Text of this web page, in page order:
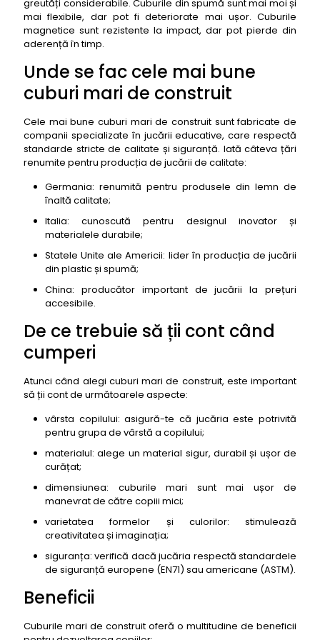
40. Cuburi mari de construit Hape Quadrilla
Wooden Marble Run
41. Cuburi mari de construit Learning Resources
Big Time Roomscape Builders
42. Cuburi mari de construit Plan Toys Creative
Peg Board
Construction Set
44. Cuburi mari de construit Magna-Tiles Clear
Colors 100-Piece Set
Structures
City Engineering & Design Building Set
Basic Pack
48. Cuburi mari de construit Magna-Tiles DX
Motion 43-Piece Set
Builders
50. Cuburi mari de construit Melissa & Doug
Wooden Castle Blocks Set
greutăți considerabile. Cuburile din spumă sunt mai moi și
mai flexibile, dar pot fi deteriorate mai ușor. Cuburile
magnetice sunt rezistente la impact, dar pot pierde din
aderență în timp.
Unde se fac cele mai bune
cuburi mari de construit
Cele mai bune cuburi mari de construit sunt fabricate de
companii specializate în jucării educative, care respectă
standarde stricte de calitate și siguranță. Iată câteva țări
renumite pentru producția de jucării de calitate:
Germania: renumită pentru produsele din lemn de
înaltă calitate;
Italia: cunoscută pentru designul inovator și
materialele durabile;
Statele Unite ale Americii: lider în producția de jucării
din plastic și spumă;
China: producător important de jucării la prețuri
accesibile.
De ce trebuie să ții cont când
cumperi
Atunci când alegi cuburi mari de construit, este important
să ții cont de următoarele aspecte:
vârsta copilului: asigură-te că jucăria este potrivită
pentru grupa de vârstă a copilului;
materialul: alege un material sigur, durabil și ușor de
curățat;
dimensiunea: cuburile mari sunt mai ușor de
manevrat de către copiii mici;
varietatea formelor și culorilor: stimulează
creativitatea și imaginația;
siguranța: verifică dacă jucăria respectă standardele
de siguranță europene (EN71) sau americane (ASTM).
Beneficii
Cuburile mari de construit oferă o multitudine de beneficii